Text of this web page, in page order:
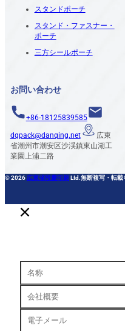
スタンドポーチ
スタンド・ファスナー・
ポーチ
三方シールポーチ
お問い合わせ
+86-18125839585
dqpack@danqing.net
広東
省潮州市潮安区沙渓鎮東山湖工
業園上浦二路
© 2026 広東省段慶印刷 Ltd.無断複写・転載